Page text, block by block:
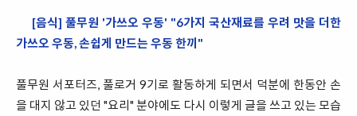
[음식] 풀무원 '가쓰오 우동' "6가지 국산재료를 우려 맛을 더한
가쓰오 우동, 손쉽게 만드는 우동 한끼"
풀무원 서포터즈, 풀로거 9기로 활동하게 되면서 덕분에 한동안 손
을 대지 않고 있던 "요리" 분야에도 다시 이렇게 글을 쓰고 있는 모습